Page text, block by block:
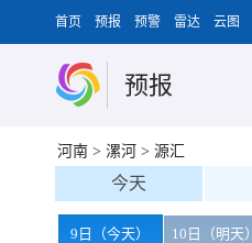
首页 预报 预警 雷达 云图
预报
河南 > 漯河 > 源汇
今天
9日（今天） 10日（明天）